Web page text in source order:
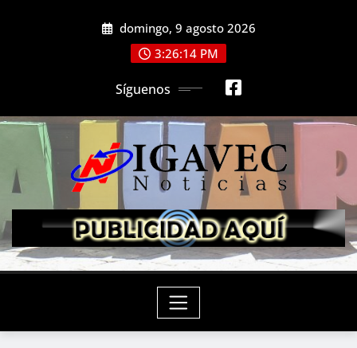
domingo, 9 agosto 2026
3:26:16 PM
Síguenos